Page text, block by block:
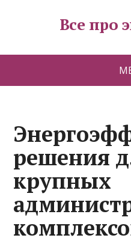
Все про
решения
крупных